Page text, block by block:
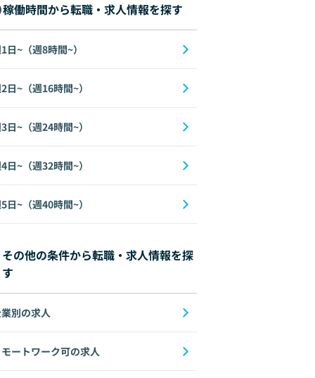
稼働時間から転職・求人情報を探す
日~（週8時間~）
日~（週16時間~）
日~（週24時間~）
日~（週32時間~）
日~（週40時間~）
その他の条件から転職・求人情報を探
す
別の求人
モートワーク可の求人